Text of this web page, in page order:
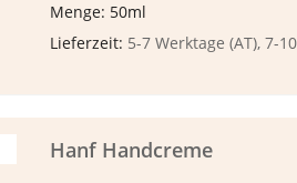
Menge: 50ml
Lieferzeit: 5-7 Werktage (AT), 7-
Hanf Handcreme